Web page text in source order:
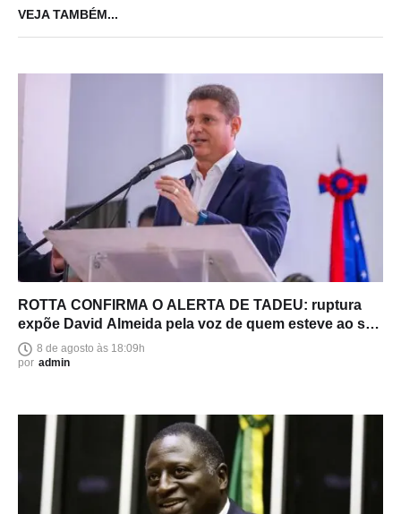
VEJA TAMBÉM...
ROTTA CONFIRMA O ALERTA DE TADEU: ruptura
expõe David Almeida pela voz de quem esteve ao seu
lado8 de agosto às 18:09h
por admin